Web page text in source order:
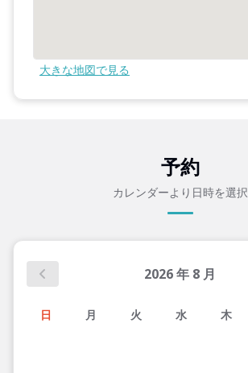
大きな地図で見る
予約
カレンダーより日時を選択
2026年 8 月
日 月 火 水 木